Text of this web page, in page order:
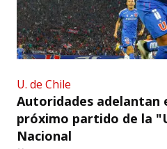
U. de Chile
Autoridades adelantan
próximo partido de la
Nacional